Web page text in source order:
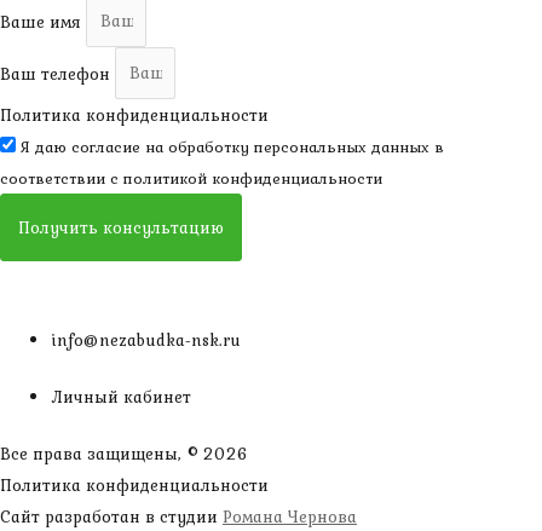
Ваше имя
Ваш телефон
Политика конфиденциальности
Я даю согласие на обработку персональных данных в
соответствии с политикой конфиденциальности
Получить консультацию
info@nezabudka-nsk.ru
Личный кабинет
Все права защищены, © 2026
Политика конфиденциальности
Сайт разработан в студии Романа Чернова